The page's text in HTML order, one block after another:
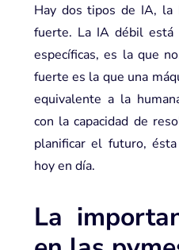
Hay dos tipos de IA,
fuerte. La IA débil está
específicas, es la que
fuerte es la que una
equivalente a la
con la capacidad de
planificar el futuro,
hoy en día.
La